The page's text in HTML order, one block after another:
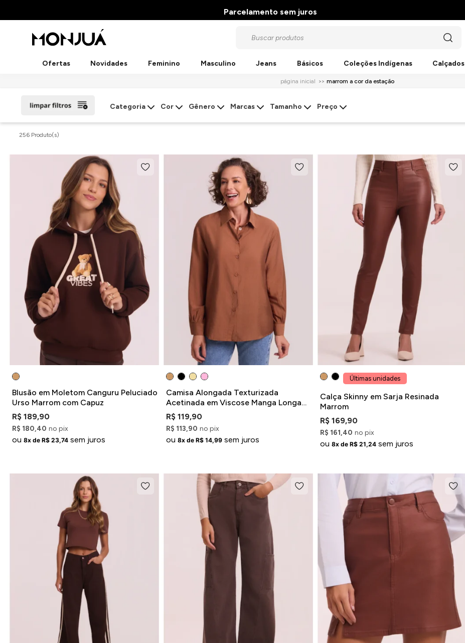
Parcelamento sem juros
Ofertas Novidades Feminino Masculino Jeans Básicos Coleções Indígenas Calçados
página inicial marrom a cor da estação
Categoria Cor Gênero Marcas Tamanho Preço
256 Produto(s)
Blusão em Moletom Canguru Peluciado
Urso Marrom com Capuz
R$ 189,90
R$ 180,40 no pix
ou8x de R$ 23,74 sem juros
Camisa Alongada Texturizada
Acetinada em Viscose Manga Longa
Marrom
R$ 119,90
R$ 113,90 no pix
ou8x de R$ 14,99 sem juros
Últimas unidades
Calça Skinny em Sarja Resinada
Marrom
R$ 169,90
R$ 161,40 no pix
ou8x de R$ 21,24 sem juros